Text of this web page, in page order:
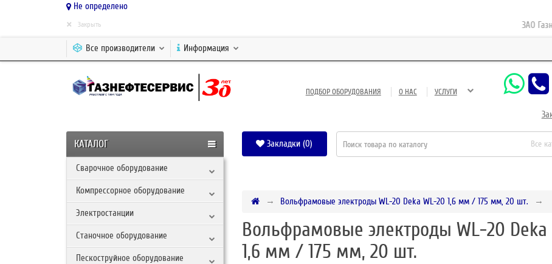
Не определено
ЗАО
× Закрыть
Все производители Информация
ПОДБОР ОБОРУДОВАНИЯ О НАС УСЛУГИ
КАТАЛОГ
Сварочное оборудование
Компрессорное оборудование
Электростанции
Станочное оборудование
Пескоструйное оборудование
Закладки (0) Все
Вольфрамовые электроды WL-20 Deka WL-20 1,6 мм / 175 мм, 20 шт.
Вольфрамовые электроды WL-20 Deka
1,6 мм / 175 мм, 20 шт.